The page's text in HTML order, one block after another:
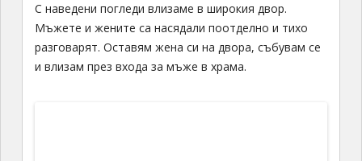
С наведени погледи влизаме в широкия двор.
Мъжете и жените са насядали поотделно и тихо
разговарят. Оставям жена си на двора, събувам се
и влизам през входа за мъже в храма.